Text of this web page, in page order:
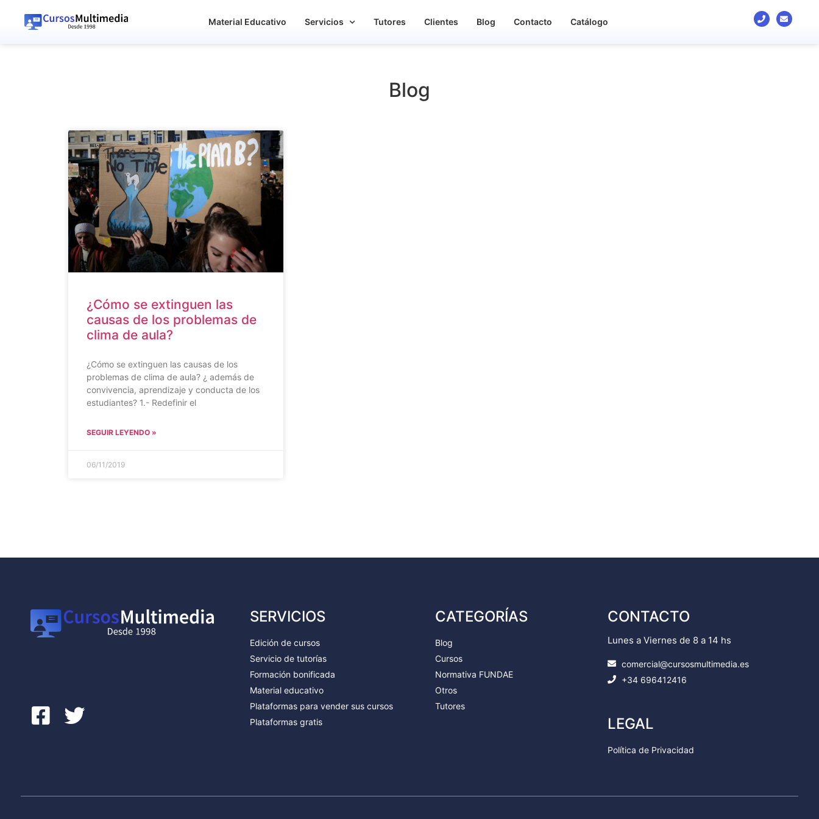
Material Educativo Servicios Tutores Clientes Blog Contacto Catálogo
Blog
¿Cómo se extinguen las
causas de los problemas de
clima de aula?
¿Cómo se extinguen las causas de los
problemas de clima de aula? ¿ además de
convivencia, aprendizaje y conducta de los
estudiantes? 1.- Redefinir el
SEGUIR LEYENDO »
06/11/2019
SERVICIOS
Edición de cursos
Servicio de tutorías
Formación bonificada
Material educativo
Plataformas para vender sus cursos
Plataformas gratis
CATEGORÍAS
Blog
Cursos
Normativa FUNDAE
Otros
Tutores
CONTACTO
Lunes a Viernes de 8 a 14 hs
comercial@cursosmultimedia.es
+34 696412416
LEGAL
Política de Privacidad